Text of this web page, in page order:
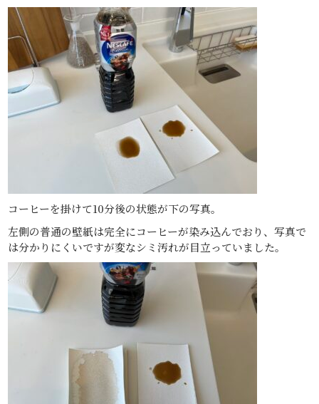
コーヒーを掛けて10分後の状態が下の写真。
左側の普通の壁紙は完全にコーヒーが染み込んでおり、写真で
は分かりにくいですが変なシミ汚れが目立っていました。